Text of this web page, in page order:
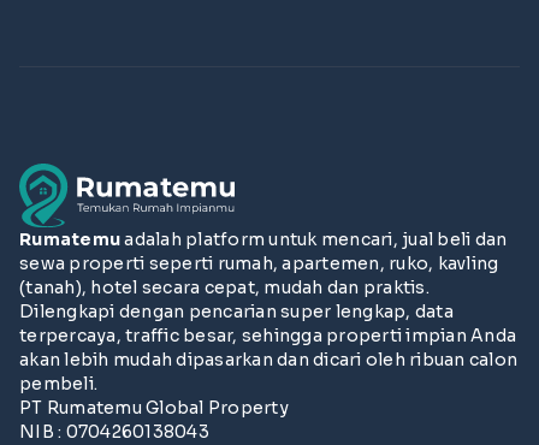
Rumatemuadalah platform untuk mencari, jual beli dan
sewa properti seperti rumah, apartemen, ruko, kavling
(tanah), hotel secara cepat, mudah dan praktis.
Dilengkapi dengan pencarian super lengkap, data
terpercaya, traffic besar, sehingga properti impian Anda
akan lebih mudah dipasarkan dan dicari oleh ribuan calon
pembeli.
PT Rumatemu Global Property
NIB : 0704260138043